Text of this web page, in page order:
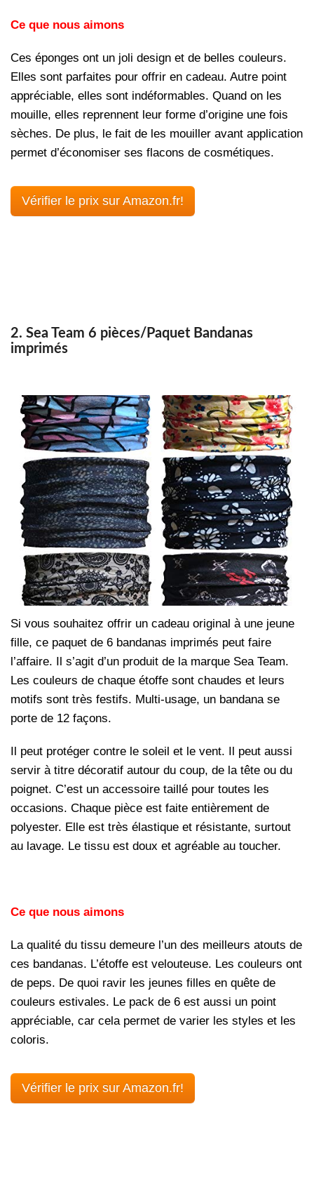
Ce que nous aimons
Ces éponges ont un joli design et de belles couleurs.
Elles sont parfaites pour offrir en cadeau. Autre point
appréciable, elles sont indéformables. Quand on les
mouille, elles reprennent leur forme d’origine une fois
sèches. De plus, le fait de les mouiller avant application
permet d’économiser ses flacons de cosmétiques.
Vérifier le prix sur Amazon.fr!
2. Sea Team 6 pièces/Paquet Bandanas
imprimés
Si vous souhaitez offrir un cadeau original à une jeune
fille, ce paquet de 6 bandanas imprimés peut faire
l’affaire. Il s’agit d’un produit de la marque Sea Team.
Les couleurs de chaque étoffe sont chaudes et leurs
motifs sont très festifs. Multi-usage, un bandana se
porte de 12 façons.
Il peut protéger contre le soleil et le vent. Il peut aussi
servir à titre décoratif autour du coup, de la tête ou du
poignet. C’est un accessoire taillé pour toutes les
occasions. Chaque pièce est faite entièrement de
polyester. Elle est très élastique et résistante, surtout
au lavage. Le tissu est doux et agréable au toucher.
Ce que nous aimons
La qualité du tissu demeure l’un des meilleurs atouts de
ces bandanas. L’étoffe est velouteuse. Les couleurs ont
de peps. De quoi ravir les jeunes filles en quête de
couleurs estivales. Le pack de 6 est aussi un point
appréciable, car cela permet de varier les styles et les
coloris.
Vérifier le prix sur Amazon.fr!